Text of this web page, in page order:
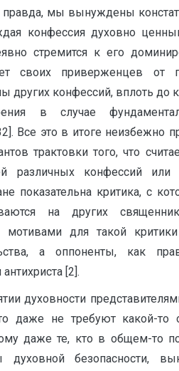
правда, мы вынуждены
конфессия духовно
стремится к его
своих приверженцев от
других конфессий, вплоть до
в случае
Все это в итоге неизбежно
трактовки того, что
различных конфессий
показательна критика, с
на других
мотивами для такой
а оппоненты, как
[2].
духовности
даже не требуют какой-то
даже те, кто в общем-то
духовной безопасности,